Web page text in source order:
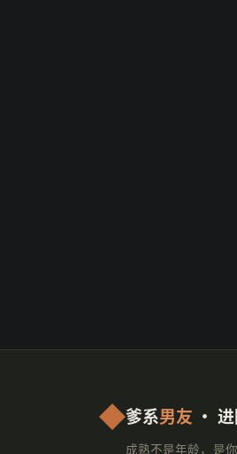
爹系男友 ·
成熟不是年龄，是